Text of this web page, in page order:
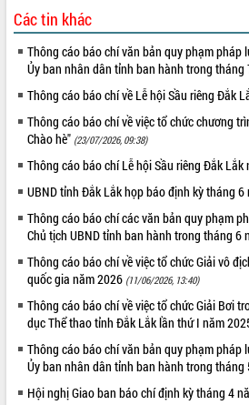
HỆ THỐNG VĂN BẢN
VĂN BẢN HĐND TỈNH
ĐIỂM TIN VĂN BẢN
QUY HOẠCH - KẾ HOẠCH
Các tin khác
Thông cáo báo chí văn bản quy phạm pháp
Ủy ban nhân dân tỉnh ban hành trong tháng
Thông cáo báo chí về Lễ hội Sầu riêng Đắk
Thông cáo báo chí về việc tổ chức chương
Chào hè" (23/07/2026, 09:38)
Thông cáo báo chí Lễ hội Sầu riêng Đắk Lắk
UBND tỉnh Đắk Lắk họp báo định kỳ tháng 6
Thông cáo báo chí các văn bản quy phạm
Chủ tịch UBND tỉnh ban hành trong tháng 6
Thông cáo báo chí về việc tổ chức Giải vô
quốc gia năm 2026 (11/06/2026, 13:40)
Thông cáo báo chí về việc tổ chức Giải Bơi
dục Thể thao tỉnh Đắk Lắk lần thứ I năm
Thông cáo báo chí văn bản quy phạm pháp
Ủy ban nhân dân tỉnh ban hành trong tháng
Hội nghị Giao ban báo chí định kỳ tháng 4